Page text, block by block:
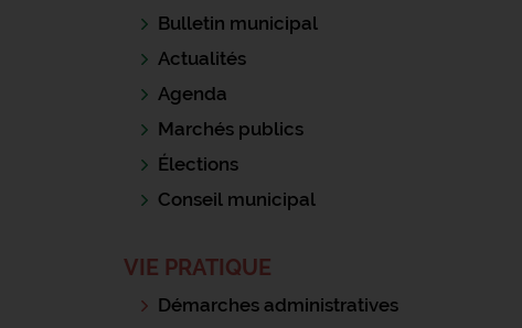
Bulletin municipal
Actualités
Agenda
Marchés publics
Élections
Conseil municipal
VIE PRATIQUE
Démarches administratives